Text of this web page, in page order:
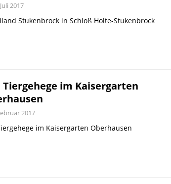
Kellogg ® Müslis – mit einem knackigen Crunch
des Jahres 2021 von Melitta® BellaCrema®
2017
Stukenbrock in Schloß Holte-Stukenbrock
Tiergehege im Kaisergarten
2017
im Kaisergarten Oberhausen